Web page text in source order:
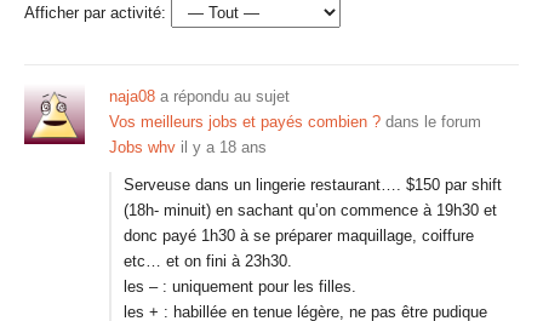
Afficher par activité:
naja08 a répondu au sujet
Vos meilleurs jobs et payés combien ? dans le forum
Jobs whv il y a 18 ans
Serveuse dans un lingerie restaurant…. $150 par shift
(18h- minuit) en sachant qu’on commence à 19h30 et
donc payé 1h30 à se préparer maquillage, coiffure
etc… et on fini à 23h30.
les – : uniquement pour les filles.
les + : habillée en tenue légère, ne pas être pudique